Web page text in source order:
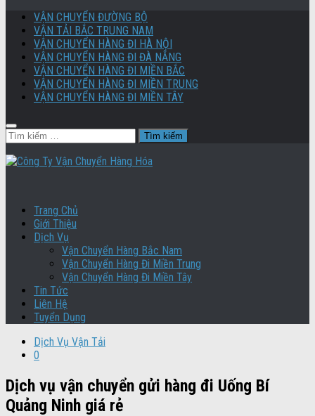
VẬN CHUYỂN ĐƯỜNG BỘ
VẬN TẢI BẮC TRUNG NAM
VẬN CHUYỂN HÀNG ĐI HÀ NỘI
VẬN CHUYỂN HÀNG ĐI ĐÀ NẴNG
VẬN CHUYỂN HÀNG ĐI MIỀN BẮC
VẬN CHUYỂN HÀNG ĐI MIỀN TRUNG
VẬN CHUYỂN HÀNG ĐI MIỀN TÂY
Tìm
kiếm
cho:
Trang Chủ
Giới Thiệu
Dịch Vụ
Vận Chuyển Hàng Bắc Nam
Vận Chuyển Hàng Đi Miền Trung
Vận Chuyển Hàng Đi Miền Tây
Tin Tức
Liên Hệ
Tuyển Dụng
Dịch Vụ Vận Tải
0
Dịch vụ vận chuyển gửi hàng đi Uống Bí
Quảng Ninh giá rẻ